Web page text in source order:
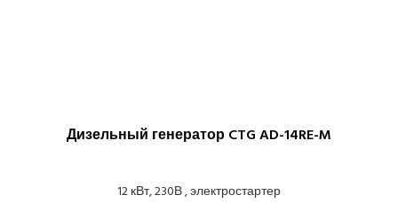
Дизельный генератор CTG AD-14RE-M
12 кВт, 230В , электростартер